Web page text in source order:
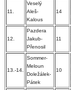
11.
Veselý
Aleš-
Kalous
14
12.
Pazdera
Jakub-
Přenosil
11
13.-14.
Sommer-
Meloun
Doležálek-
Pátek
10